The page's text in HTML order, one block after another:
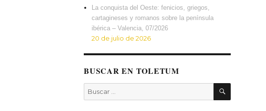
La conquista del Oeste: fenicios, griegos,
cartagineses y romanos sobre la península
ibérica – Valencia, 07/2026
20 de julio de 2026
BUSCAR EN TOLETUM
Buscar
por:
BUSCAR